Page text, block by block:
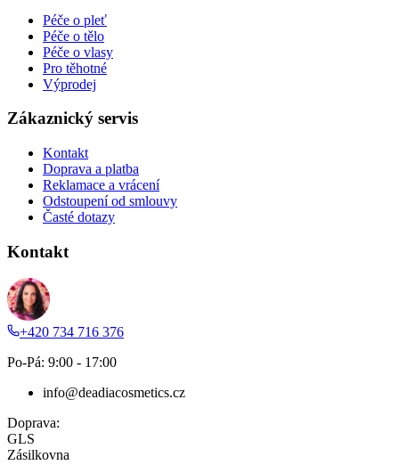
Péče o pleť
Péče o tělo
Péče o vlasy
Pro těhotné
Výprodej
Zákaznický servis
Kontakt
Doprava a platba
Reklamace a vrácení
Odstoupení od smlouvy
Časté dotazy
Kontakt
+420 734 716 376
Po-Pá: 9:00 - 17:00
info@deadiacosmetics.cz
Doprava:
GLS
Zásilkovna